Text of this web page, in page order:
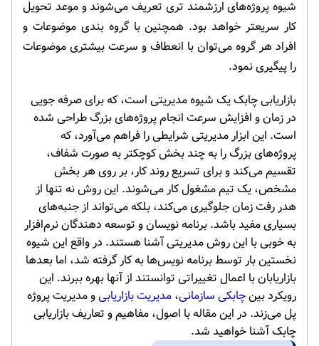
شیوه پروژه‌های ارزشمند تری تعریف می‌شوند و موعد تحویل
کار سریعتر خواهد بود. همچنین با گروه بندی موضوعات و
افراد هر گروه می‌توان با انعطاف و سرعت بیشتری موضوعات
را پیگیری نمود.
بازاریابی چابک یک شیوه مدیریتی است، که برای صرفه جویی
در زمان و افزایش سرعت انجام پروژه‌های بزرگ طراحی شده
است. این ابزار مدیریتی شرایطی را فراهم می‌آورد، که
پروژه‌های بزرگ را به چند بخش کوچکتر به صورت شفاف،
تقسیم می‌کند و برای تسریع روند کار، بر روی هر بخش
مشخص، یک تیم مشغول کار می‌شوند. این روش نه تنها از
هدر رفت زمان جلوگیری می‌کند، بلکه می‌تواند از جنبه‌های
بسیاری مفید باشد. برنامه نویسان و توسعه دهندگان نرم‌افزار
به خوبی با این روش مدیریتی آشنا هستند. در واقع این شیوه
نخستین بار توسط برنامه نویس‌ها به کار گرفته شد، اما بعد‌ها
بازاریابان با اعمال تغییراتی توانستند از آنها بهره ببرند. این
رویکرد بینچابکی سازمانی، مدیریت بازاریابیو مدیریت پروژه
پل می‌زند. در این مقاله با اصول، مفاهیم و تعاریف بازاریابی
چابک آشنا خواهید شد.